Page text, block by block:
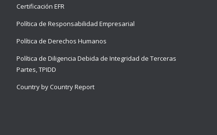
Certificación EFR
Política de Responsabilidad Empresarial
Política de Derechos Humanos
Política de Diligencia Debida de Integridad de Terceras
Partes, TPIDD
Country by Country Report